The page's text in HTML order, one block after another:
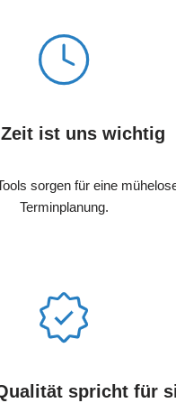
ist uns wichtig
sorgen für eine
Terminplanung.
spricht für